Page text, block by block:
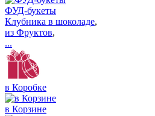
ФУД-букеты
Клубника в шоколаде,
из Фруктов,
...
в Коробке
в Корзине